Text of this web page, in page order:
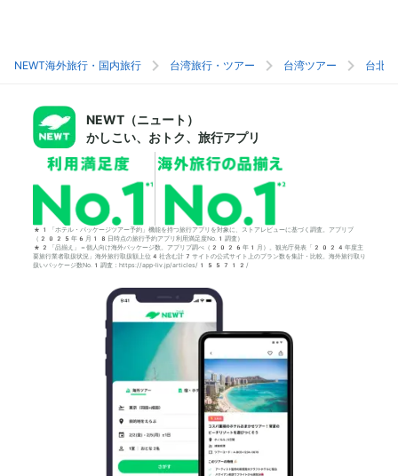
NEWT海外旅行・国内旅行 台湾旅行・ツアー 台湾ツアー 台北
NEWT（ニュート）
かしこい、おトク、旅行アプリ
*1「ホテル・パッケージツアー予約」機能を持つ旅行アプリを対象に、ストアレビューに基づく調査。アプリブ
（2025年6月18日時点の旅行予約アプリ利用満足度No.1調査）
*2「品揃え」＝個人向け海外パッケージ数。アプリブ調べ（2026年1月）。観光庁発表「2024年度主
要旅行業者取扱状況」海外旅行取扱額上位4社含む計7サイトの公式サイト上のプラン数を集計・比較。海外旅行取り
扱いパッケージ数No.1調査：https://app-liv.jp/articles/155712/